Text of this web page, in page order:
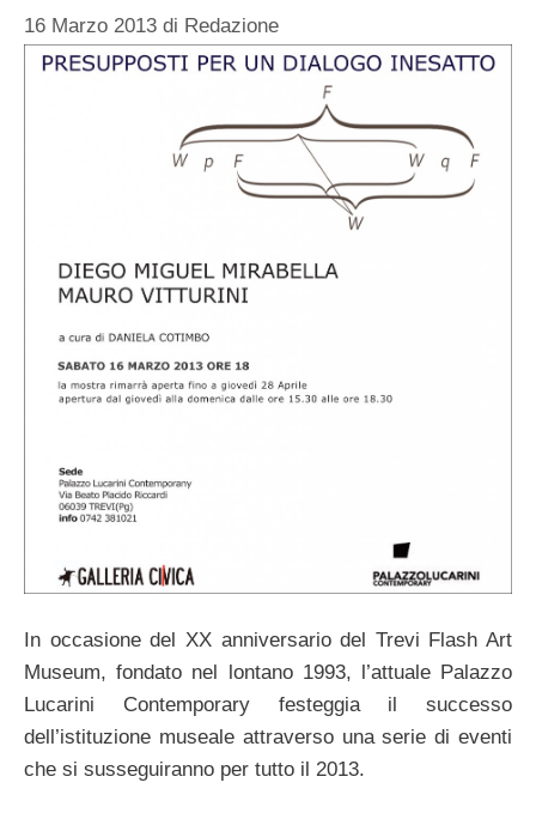
16 Marzo 2013 di Redazione
In occasione del XX anniversario del Trevi Flash Art
Museum, fondato nel lontano 1993, l’attuale Palazzo
Lucarini Contemporary festeggia il successo
dell’istituzione museale attraverso una serie di eventi
che si susseguiranno per tutto il 2013.